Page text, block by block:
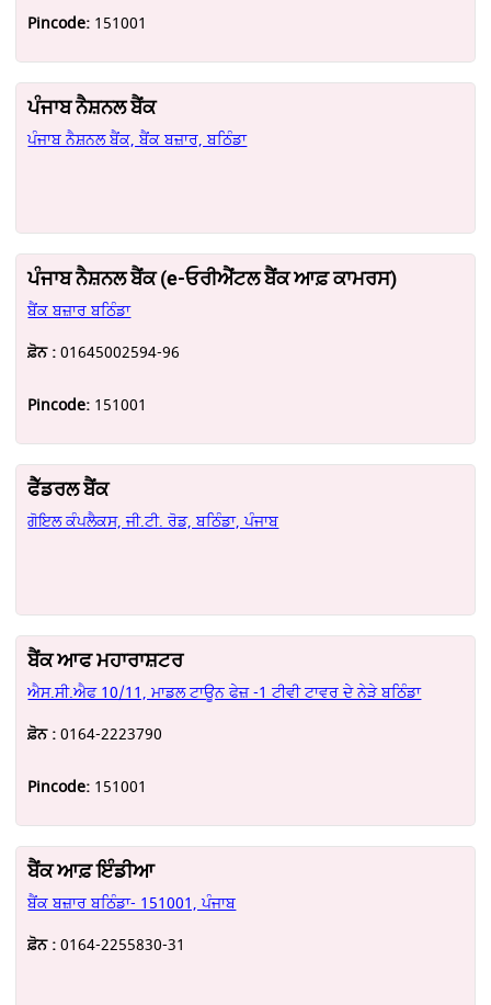
Pincode: 151001
ਪੰਜਾਬ ਨੈਸ਼ਨਲ ਬੈਂਕ
ਪੰਜਾਬ ਨੈਸ਼ਨਲ ਬੈਂਕ, ਬੈਂਕ ਬਜ਼ਾਰ, ਬਠਿੰਡਾ
ਪੰਜਾਬ ਨੈਸ਼ਨਲ ਬੈਂਕ (e-ਓਰੀਐਂਟਲ ਬੈਂਕ ਆਫ਼ ਕਾਮਰਸ)
ਬੈਂਕ ਬਜ਼ਾਰ ਬਠਿੰਡਾ
ਫ਼ੋਨ :01645002594-96
Pincode: 151001
ਫੈੱਡਰਲ ਬੈਂਕ
ਗੋਇਲ ਕੰਪਲੈਕਸ, ਜੀ.ਟੀ. ਰੋਡ, ਬਠਿੰਡਾ, ਪੰਜਾਬ
ਬੈਂਕ ਆਫ ਮਹਾਰਾਸ਼ਟਰ
ਐਸ.ਸੀ.ਐਫ 10/11, ਮਾਡਲ ਟਾਊਨ ਫੇਜ਼ -1 ਟੀਵੀ ਟਾਵਰ ਦੇ ਨੇੜੇ ਬਠਿੰਡਾ
ਫ਼ੋਨ :0164-2223790
Pincode: 151001
ਬੈਂਕ ਆਫ਼ ਇੰਡੀਆ
ਬੈਂਕ ਬਜ਼ਾਰ ਬਠਿੰਡਾ- 151001, ਪੰਜਾਬ
ਫ਼ੋਨ :0164-2255830-31